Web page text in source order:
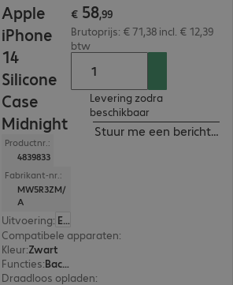
Apple
iPhone
14
Silicone
Case
Midnight
Productnr.:
4839833
Fabrikant-nr.:
MW5R3ZM/
A
Uitvoering: Europa
Compatibele apparaten:
Kleur:Zwart
Functies:
Back protection
Draadloos opladen:
€ 58,99
Brutoprijs: € 71,38 incl. € 12,39
btw
Levering zodra
beschikbaar
Stuur me een bericht